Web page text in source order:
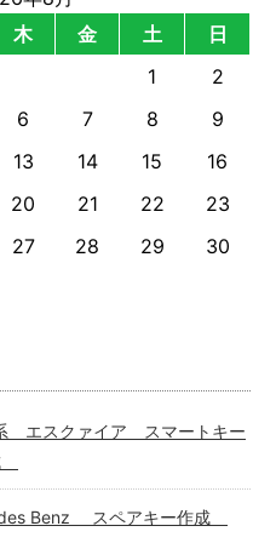
木 金 土
日
1
2
6 7 8
9
13 14 15
16
20 21 22
23
27 28 29
30
スクァイア スマートキー
Benz スペアキー作成